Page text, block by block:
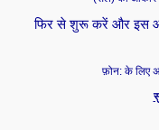
फिर से शुरू करें और इस
फ़ोन: के लिए